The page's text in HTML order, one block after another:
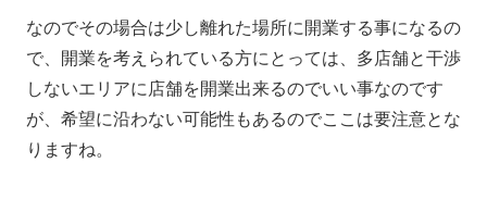
なのでその場合は少し離れた場所に開業する事になるの
で、開業を考えられている方にとっては、多店舗と干渉
しないエリアに店舗を開業出来るのでいい事なのです
が、希望に沿わない可能性もあるのでここは要注意とな
りますね。